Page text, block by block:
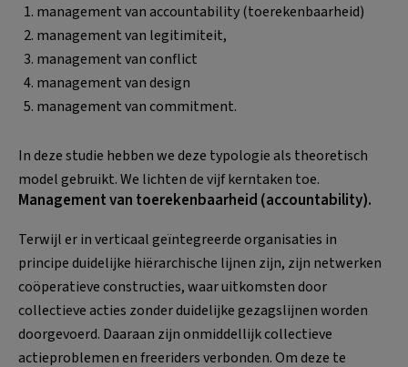
management van accountability (toerekenbaarheid)
management van legitimiteit,
management van conflict
management van design
management van commitment.
In deze studie hebben we deze typologie als theoretisch
model gebruikt. We lichten de vijf kerntaken toe.
Management van toerekenbaarheid (accountability).
Terwijl er in verticaal geïntegreerde organisaties in
principe duidelijke hiërarchische lijnen zijn, zijn netwerken
coöperatieve constructies, waar uitkomsten door
collectieve acties zonder duidelijke gezagslijnen worden
doorgevoerd. Daaraan zijn onmiddellijk collectieve
actieproblemen en freeriders verbonden. Om deze te